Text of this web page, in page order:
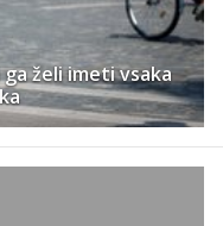
želi imeti vsaka